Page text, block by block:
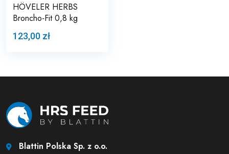
HÖVELER HERBS
Broncho-Fit 0,8 kg
123,00 zł
Blattin Polska Sp. z o.o.